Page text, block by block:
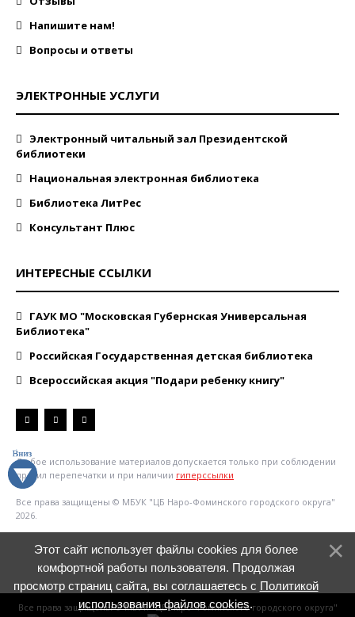
Напишите нам!
Вопросы и ответы
ЭЛЕКТРОННЫЕ УСЛУГИ
Электронный читальный зал Президентской
библиотеки
Национальная электронная библиотека
Библиотека ЛитРес
Консультант Плюс
ИНТЕРЕСНЫЕ ССЫЛКИ
ГАУК МО "Московская Губернская Универсальная
Библиотека"
Российская Государственная детская библиотека
Всероссийская акция "Подари ребенку книгу"
Любое использование материалов допускается только при соблюдении
правил перепечатки и при наличии гиперссылки
Все права защищены © МБУК "ЦБ Наро-Фоминского городского округа"
2026.
Все права защищены © МБУК "ЦБ Наро-Фоминского городского округа"
Этот сайт использует файлы cookies для более
комфортной работы пользователя. Продолжая
просмотр страниц сайта, вы соглашаетесь с Политикой
использования файлов cookies.